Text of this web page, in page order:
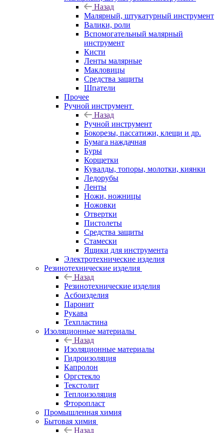
Назад
Малярный, штукатурный инструмент
Валики, роли
Вспомогательный малярный
инструмент
Кисти
Ленты малярные
Макловицы
Средства защиты
Шпатели
Прочее
Ручной инструмент
Назад
Ручной инструмент
Бокорезы, пассатижи, клещи и др.
Бумага наждачная
Буры
Корщетки
Кувалды, топоры, молотки, киянки
Ледорубы
Ленты
Ножи, ножницы
Ножовки
Отвертки
Пистолеты
Средства защиты
Стамески
Ящики для инструмента
Электротехнические изделия
Резинотехнические изделия
Назад
Резинотехнические изделия
Асбоизделия
Паронит
Рукава
Техпластина
Изоляционные материалы
Назад
Изоляционные материалы
Гидроизоляция
Капролон
Оргстекло
Текстолит
Теплоизоляция
Фторопласт
Промышленная химия
Бытовая химия
Назад